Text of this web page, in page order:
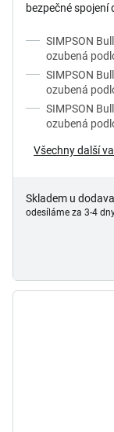
bezpečné
SIMPSON
ozubená
SIMPSON
ozubená
SIMPSON
ozubená
Všechny další
Skladem u
odesíláme za 3-4